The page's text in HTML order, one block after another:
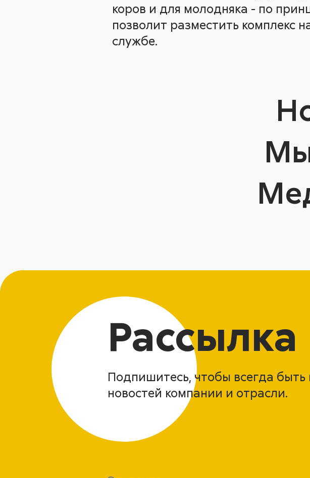
коров и для молодняка - по
позволит разместить комплекс
службе.
Рассылка
Подпишитесь, чтобы всегда быть
новостей компании и отрасли.